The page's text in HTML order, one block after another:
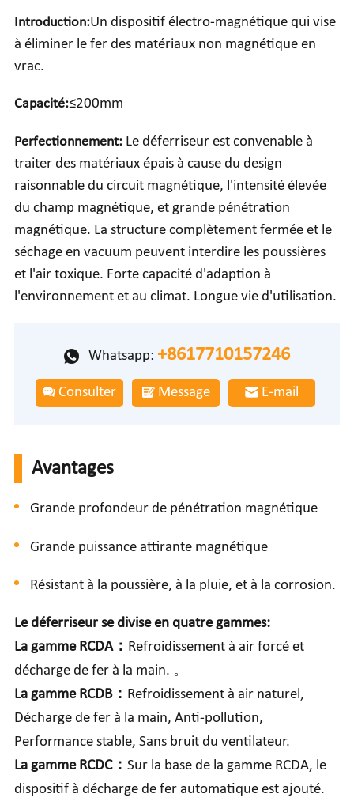
Introduction:Un dispositif électro-magnétique qui vise
à éliminer le fer des matériaux non magnétique en
vrac.
Capacité:≤200mm
Perfectionnement:Le déferriseur est convenable à
traiter des matériaux épais à cause du design
raisonnable du circuit magnétique, l'intensité élevée
du champ magnétique, et grande pénétration
magnétique. La structure complètement fermée et le
séchage en vacuum peuvent interdire les poussières
et l'air toxique. Forte capacité d'adaption à
l'environnement et au climat. Longue vie d'utilisation.
Whatsapp: +8617710157246
Consulter Message E-mail
Avantages
Grande profondeur de pénétration magnétique
Grande puissance attirante magnétique
Résistant à la poussière, à la pluie, et à la corrosion.
Le déferriseur se divise en quatre gammes:
La gamme RCDA： Refroidissement à air forcé et
décharge de fer à la main. 。
La gamme RCDB： Refroidissement à air naturel,
Décharge de fer à la main, Anti-pollution,
Performance stable, Sans bruit du ventilateur.
La gamme RCDC： Sur la base de la gamme RCDA, le
dispositif à décharge de fer automatique est ajouté.